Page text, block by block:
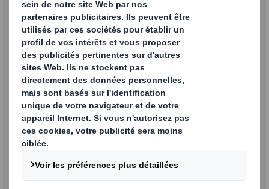
PLUS D'INFO
Produits d'emballage
Découvrez les dernières avancées
en matière de science de
l'emballage.